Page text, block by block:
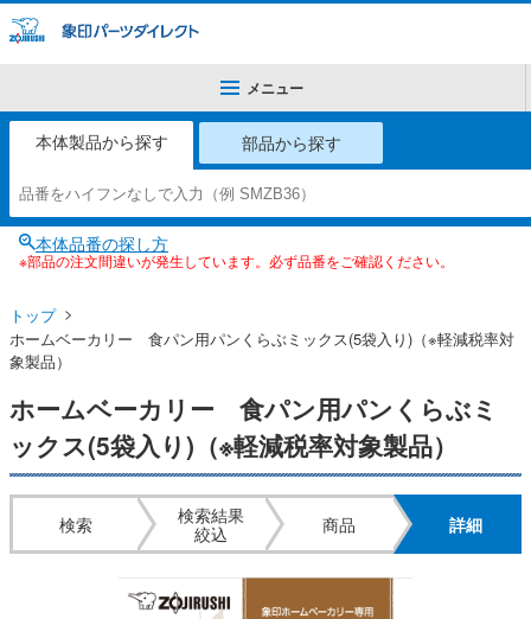
メニュー
本体製品から探す 部品から探す
本体品番の探し方
※部品の注文間違いが発生しています。必ず品番をご確認ください。
トップ
ホームベーカリー 食パン用パンくらぶミックス(5袋入り)（※軽減税率対
象製品）
ホームベーカリー 食パン用パンくらぶミ
ックス(5袋入り)（※軽減税率対象製品）
検索
検索結果
絞込
商品 詳細